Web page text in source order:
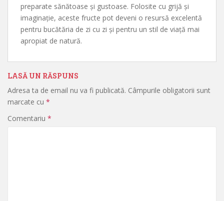
preparate sănătoase și gustoase. Folosite cu grijă și
imaginație, aceste fructe pot deveni o resursă excelentă
pentru bucătăria de zi cu zi și pentru un stil de viață mai
apropiat de natură.
LASĂ UN RĂSPUNS
Adresa ta de email nu va fi publicată. Câmpurile obligatorii sunt
marcate cu *
Comentariu *